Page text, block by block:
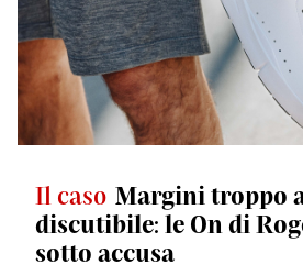
Il caso Margini troppo
discutibile: le On di
sotto accusa